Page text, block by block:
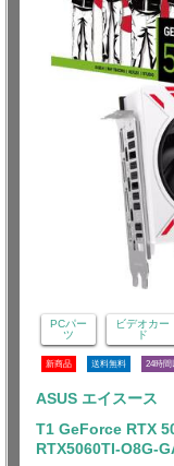
PCパー
ツ
ビデオカー
ド
新商品 送料無料 24時間
ASUS エイスース
T1 GeForce RTX
RTX5060TI-O8G-